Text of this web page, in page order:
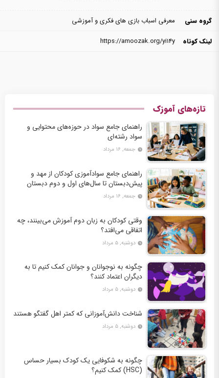
گروه سنی
معرفی اسباب بازی های فکری و آموزشی
لینک کوتاه
https://amoozak.org/yi14y
تازه‌های آموزک
راهنمای جامع سواد در حوزه‌های محتوایی و
سواد رشته‌ای
جمعه, ۱۶ مرداد
راهنمای جامع سوادآموزی کودکان از مهد و
پیش‌دبستان تا سال‌های اول و دوم دبستان
جمعه, ۱۶ مرداد
وقتی کودکان به زبان دوم آموزش می‌بینند، چه
اتفاقی می‌افتد؟
دوشنبه, ۵ مرداد
چگونه به نوجوانان و جوانان کمک کنیم تا به
دیگران اعتماد کنند؟
دوشنبه, ۵ مرداد
شناخت دانش‌آموزانی که کمتر اهل گفتگو هستند
دوشنبه, ۵ مرداد
چگونه به شکوفایی یک کودک بسیار حساس
(HSC) کمک کنیم؟